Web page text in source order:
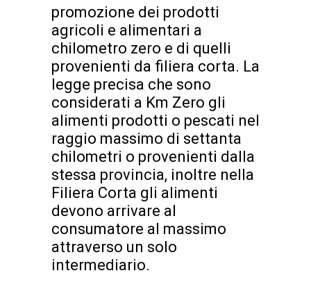
promozione dei prodotti
agricoli e alimentari a
chilometro zero e di quelli
provenienti da filiera corta. La
legge precisa che sono
considerati a Km Zero gli
alimenti prodotti o pescati nel
raggio massimo di settanta
chilometri o provenienti dalla
stessa provincia, inoltre nella
Filiera Corta gli alimenti
devono arrivare al
consumatore al massimo
attraverso un solo
intermediario.